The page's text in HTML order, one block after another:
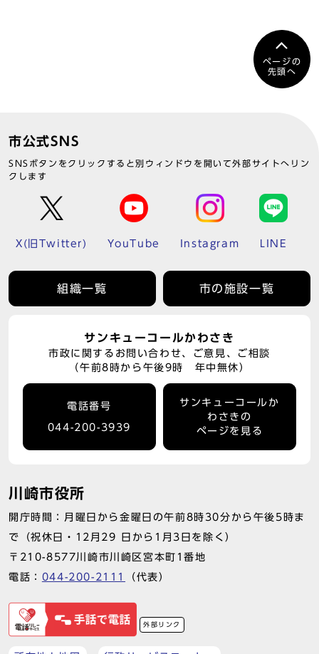
ページの
先頭へ
市公式SNS
SNSボタンをクリックすると別ウィンドウを開いて外部サイトへリン
クします
X(旧Twitter) YouTube Instagram LINE
組織一覧 市の施設一覧
サンキューコールかわさき
市政に関するお問い合わせ、ご意見、ご相談
（午前8時から午後9時 年中無休）
電話番号
044-200-3939
サンキューコールか
わさきの
ページを見る
川崎市役所
開庁時間：月曜日から金曜日の午前8時30分から午後5時ま
で（祝休日・12月29 日から1月3日を除く）
〒210-8577川崎市川崎区宮本町1番地
電話： 044-200-2111 （代表）
外部リンク